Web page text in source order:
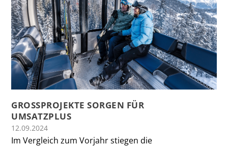
GROSSPROJEKTE SORGEN FÜR U
MSATZPLUS
12.09.2024
Im Vergleich zum Vorjahr stiegen die